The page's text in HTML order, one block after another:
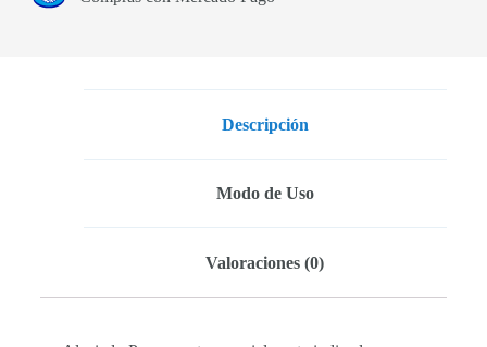
Descripción
Modo de Uso
Valoraciones (0)